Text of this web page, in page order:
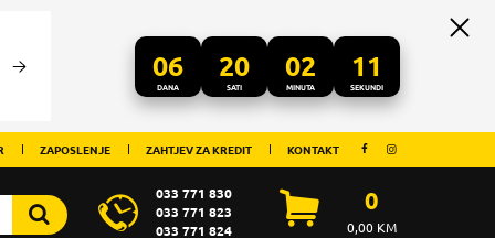
06
DANA
20
SATI
02
MINUTA
11
SEKUNDI
ZAPOSLENJE ZAHTJEV ZA KREDIT KONTAKT
033 771 830
033 771 823
033 771 824
0
0,00KM